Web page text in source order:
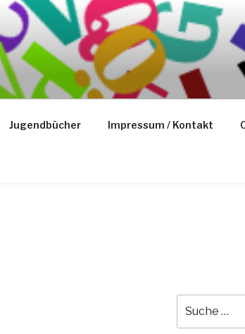
Jugendbücher Impressum / Kontakt
nach: